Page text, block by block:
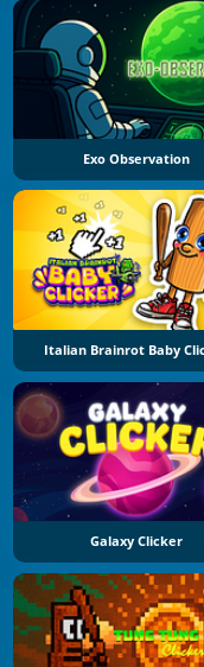
Exo Observation
Italian Brainrot Baby
Galaxy Clicker